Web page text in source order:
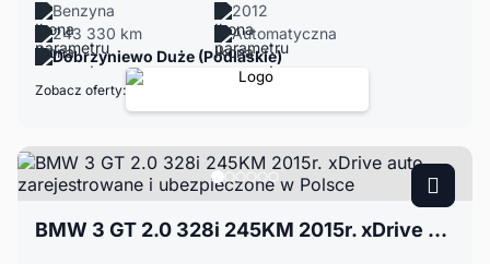
Benzyna
2012
243 330 km
Automatyczna
Dobrzyniewo Duże (Podlaskie)
Zobacz oferty:
BMW 3 GT 2.0 328i 245KM 2015r. xDrive auto zarejestrowane i ubezpieczone w Polsce